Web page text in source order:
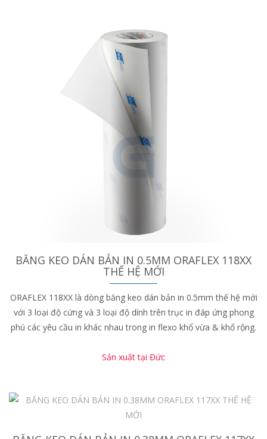
BĂNG KEO DÁN BẢN IN 0.5MM ORAFLEX 118XX
THẾ HỆ MỚI
ORAFLEX 118XX là dòng băng keo dán bản in 0.5mm thế hệ mới
với 3 loại độ cứng và 3 loại độ dính trên trục in đáp ứng phong
phú các yêu cầu in khác nhau trong in flexo khổ vừa & khổ rộng.
Sản xuất tại Đức